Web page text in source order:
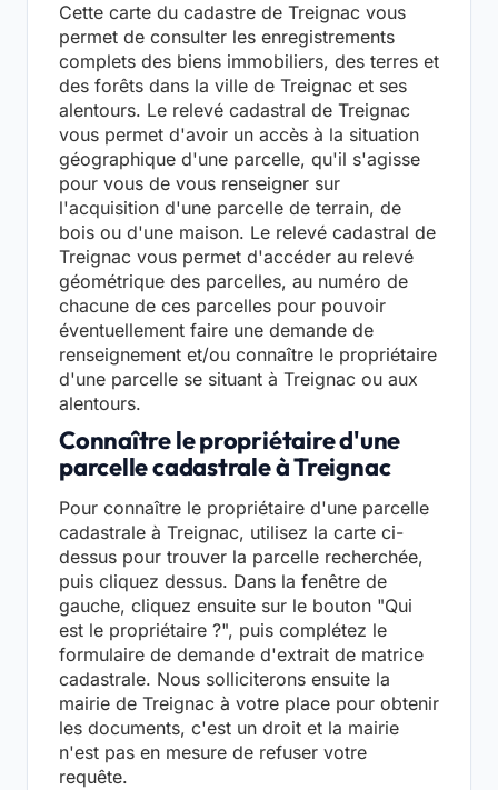
Cette carte du cadastre de Treignac vous
permet de consulter les enregistrements
complets des biens immobiliers, des terres et
des forêts dans la ville de Treignac et ses
alentours. Le relevé cadastral de Treignac
vous permet d'avoir un accès à la situation
géographique d'une parcelle, qu'il s'agisse
pour vous de vous renseigner sur
l'acquisition d'une parcelle de terrain, de
bois ou d'une maison. Le relevé cadastral de
Treignac vous permet d'accéder au relevé
géométrique des parcelles, au numéro de
chacune de ces parcelles pour pouvoir
éventuellement faire une demande de
renseignement et/ou connaître le propriétaire
d'une parcelle se situant à Treignac ou aux
alentours.
Connaître le propriétaire d'une
parcelle cadastrale à Treignac
Pour connaître le propriétaire d'une parcelle
cadastrale à Treignac, utilisez la carte ci-
dessus pour trouver la parcelle recherchée,
puis cliquez dessus. Dans la fenêtre de
gauche, cliquez ensuite sur le bouton "Qui
est le propriétaire ?", puis complétez le
formulaire de demande d'extrait de matrice
cadastrale. Nous solliciterons ensuite la
mairie de Treignac à votre place pour obtenir
les documents, c'est un droit et la mairie
n'est pas en mesure de refuser votre
requête.